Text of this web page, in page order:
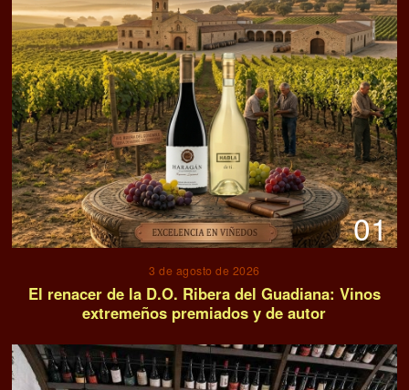
01
3 de agosto de 2026
El renacer de la D.O. Ribera del Guadiana: Vinos
extremeños premiados y de autor